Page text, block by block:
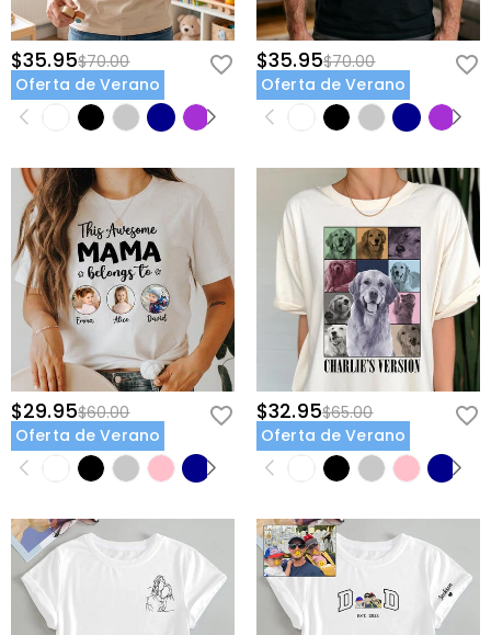
$35.95$70.00
Oferta de Verano
$35.95$70.00
Oferta de Verano
$29.95$60.00
Oferta de Verano
$32.95$65.00
Oferta de Verano